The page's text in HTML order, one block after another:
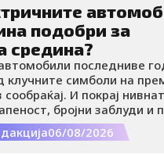
подобри за
средина?
последниве
клучните симболи на
И покрај
бројни заблуди и
мислење. Дали се
поприфатливи ако
06/08/2026